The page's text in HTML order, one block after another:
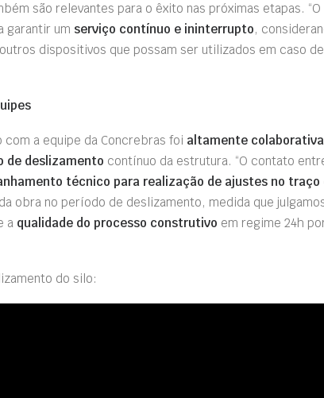
são relevantes para o êxito nas próximas etapas. “O
garantir um serviço contínuo e ininterrupto,
dispositivos que possam ser utilizados em caso
com a equipe da Concrebras foi altamente
de deslizamento contínuo da estrutura. “O contato
técnico para realização de ajustes no traço
obra no período de deslizamento, medida que
a qualidade do processo construtivo em regime 24h
do silo: